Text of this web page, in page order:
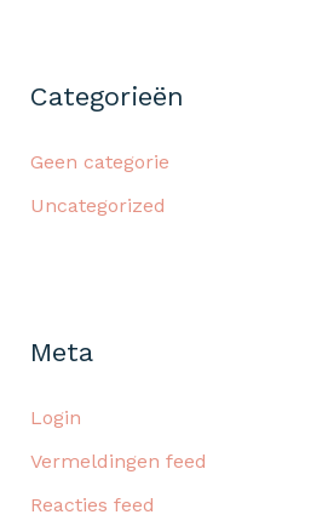
Categorieën
Geen categorie
Uncategorized
Meta
Login
Vermeldingen feed
Reacties feed